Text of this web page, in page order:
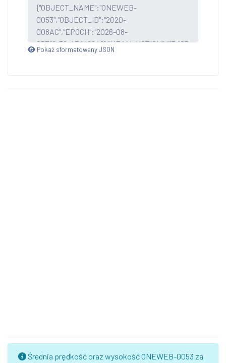
Pokaż sformatowany JSON
Średnia prędkość oraz wysokość ONEWEB-0053 za